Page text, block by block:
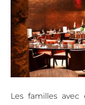
Les familles avec